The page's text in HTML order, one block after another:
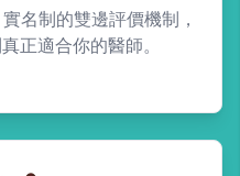
名制的雙邊評價機制，
正適合你的醫師。